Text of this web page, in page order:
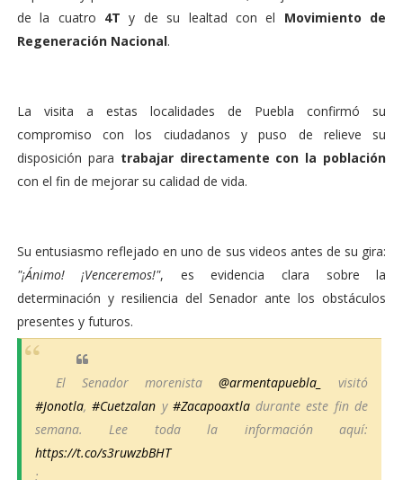
de la cuatro 4T y de su lealtad con el Movimiento de
Regeneración Nacional.
La visita a estas localidades de Puebla confirmó su
compromiso con los ciudadanos y puso de relieve su
disposición para trabajar directamente con la población
con el fin de mejorar su calidad de vida.
Su entusiasmo reflejado en uno de sus videos antes de su gira:
"¡Ánimo! ¡Venceremos!", es evidencia clara sobre la
determinación y resiliencia del Senador ante los obstáculos
presentes y futuros.
El Senador morenista@armentapuebla_
visitó
#Jonotla,#Cuetzalan y #Zacapoaxtladurante este fin de
semana. Lee toda la información aquí:
https://t.co/s3ruwzbBHT
: